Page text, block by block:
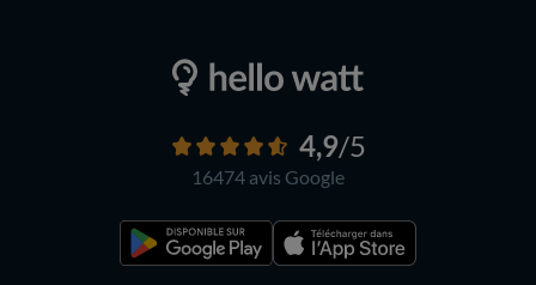
4,9/5
16474 avis Google